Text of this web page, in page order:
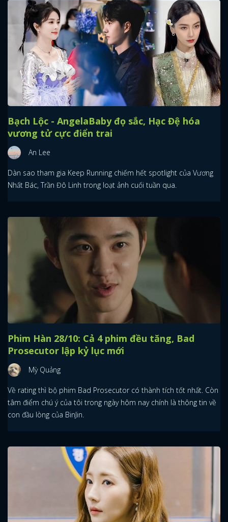
Bạch Lộc - AngelaBaby đọ sắc, Hạc Đệ hóa
vương tử cực điển trai
An Lee
Dàn sao tham gia Keep Running chiếm hết spotlight của Vương
Nhất Bác, Trần Đô Linh trong loạt ảnh cuối tuần qua.
Phim Hàn 28/10: Cả 4 phim đều tăng, Bad
Prosecutor lập kỷ lục mới
Mỳ Quảng
Về rating thì bộ phim Bad Prosecutor có thành tích tốt nhất. Còn
tâm điểm chú ý của tôi trong ngày hôm nay chính là thông tin về
con đầu lòng của BinJin.